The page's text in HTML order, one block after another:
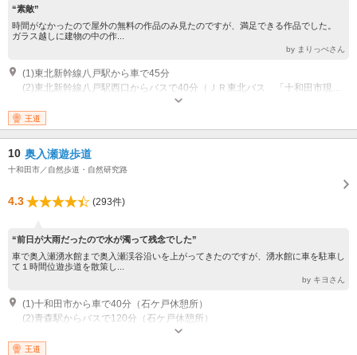
“素敵”
時間がなかったので屋外の無料の作品のみ見たのですが、満足できる作品でした。
ガラス越しに建物の中の作...
by まりっぺさん
(1)東北新幹線八戸駅から車で45分
その他：開館時間 9:00?17:00 展示室 ※入場は30分前まで 開館時間 9:00?
17:30 休憩スペース等 休館日（月） 祝日の場合はその翌日
王道
10 奥入瀬遊歩道
十和田市／自然歩道・自然研究路
4.3 (293件)
“前日が大雨だったので水が濁って残念でした”
車で奥入瀬湧水館まで奥入瀬渓谷沿いを上がってきたのですが、湧水館に車を駐車し
て１時間位遊歩道を散策し...
by キヨさん
(1)十和田市から車で40分（石ケ戸休憩所）
(2)青森駅からバスで120分（石ケ戸休憩所）
王道